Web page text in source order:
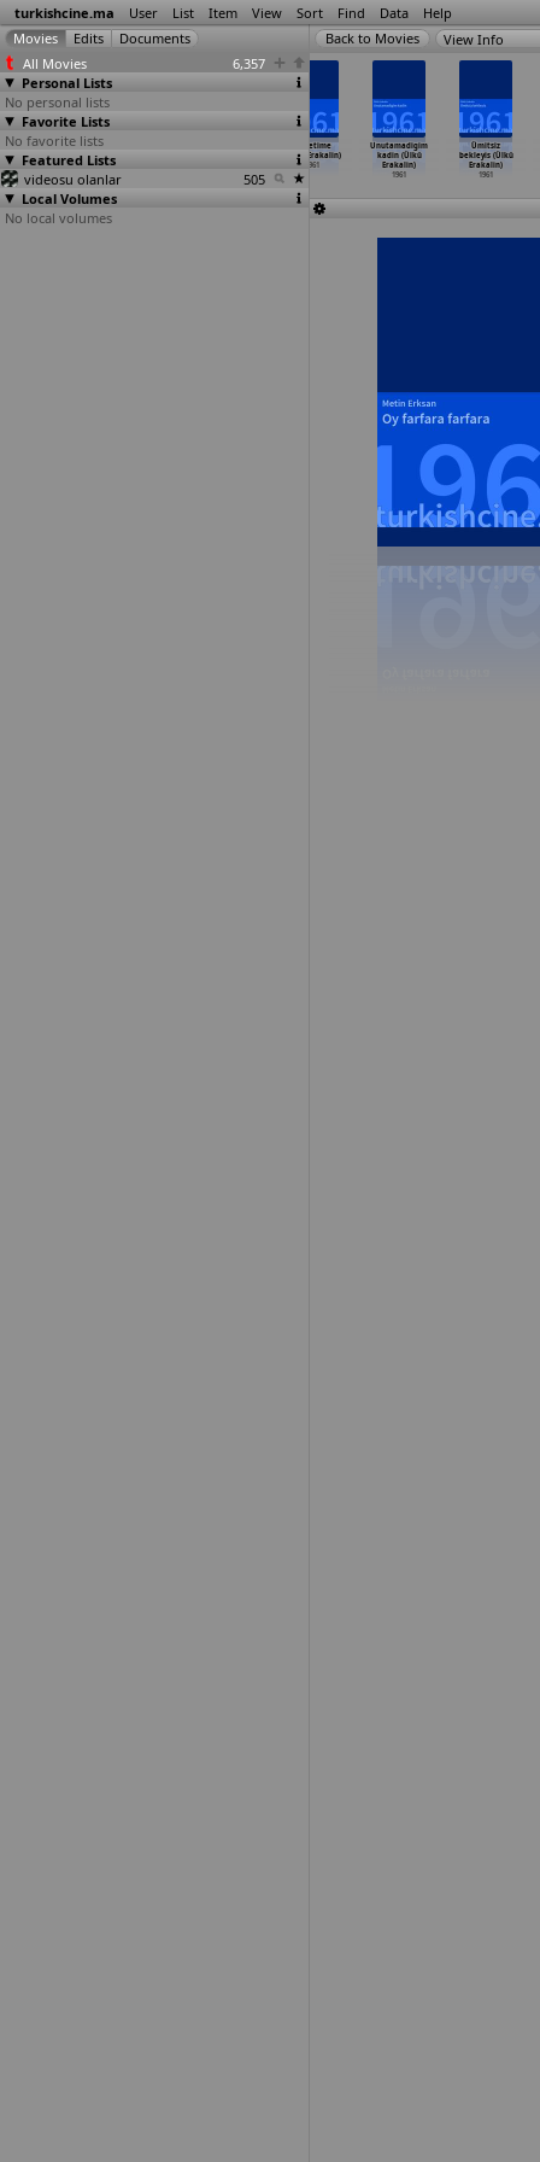
turkishcine.ma User List Item View Sort Find Data Help
All Movies
6,357
Personal Lists
No personal lists
Favorite Lists
No favorite lists
Featured Lists
videosu olanlar
505
Local Volumes
No local volumes
View Info
Ümitsiz
bekleyis (Ülkü
Erakalin)
1961
Kolsuz bebek
(Münir Hayri
Egeli)
Iki yetime
(Ülkü Erakalin)
1961
Unutamadigim
kadin (Ülkü
Erakalin)
1961